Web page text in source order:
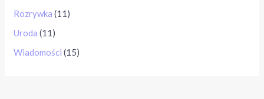
Rozrywka (11)
Uroda (11)
Wiadomości (15)